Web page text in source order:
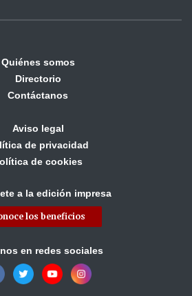
Quiénes somos
Directorio
Contáctanos
Aviso legal
de privacidad
de cookies
a la edición impresa
los beneficios
en redes sociales